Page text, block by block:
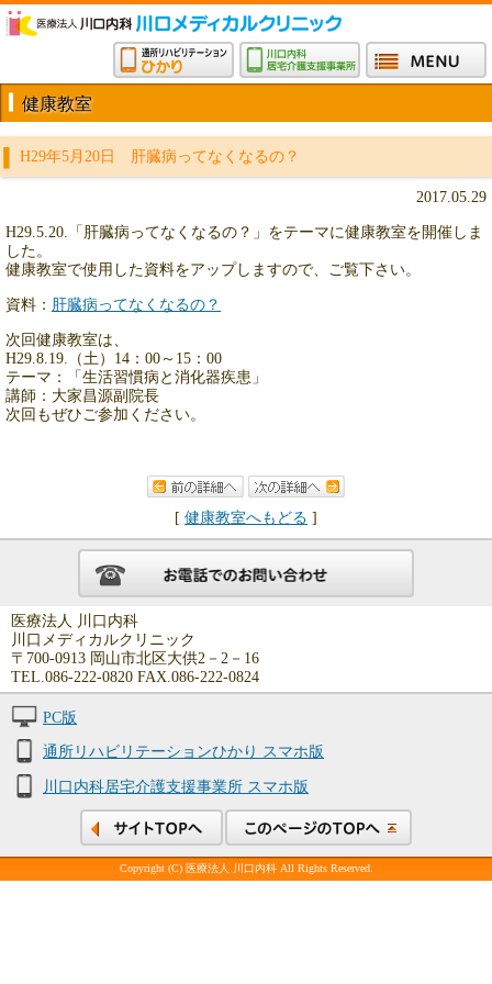
健康教室
H29年5月20日 肝臓病ってなくなるの？
2017.05.29
H29.5.20.「肝臓病ってなくなるの？」をテーマに健康教室を開催しま
した。
健康教室で使用した資料をアップしますので、ご覧下さい。
資料： 肝臓病ってなくなるの？
次回健康教室は、
H29.8.19.（土）14：00～15：00
テーマ：「生活習慣病と消化器疾患」
講師：大家昌源副院長
次回もぜひご参加ください。
[ 健康教室へもどる ]
医療法人 川口内科
川口メディカルクリニック
〒700-0913 岡山市北区大供2－2－16
TEL.086-222-0820 FAX.086-222-0824
PC版
通所リハビリテーションひかり スマホ版
川口内科居宅介護支援事業所 スマホ版
Copyright (C) 医療法人 川口内科 All Rights Reserved.